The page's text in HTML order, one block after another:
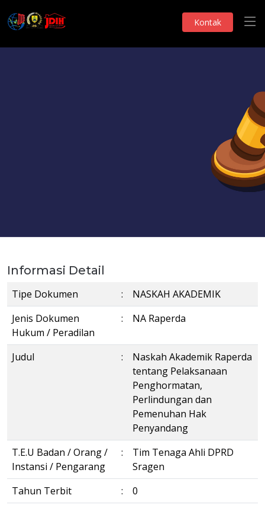
Kontak
Informasi Detail
Tipe Dokumen :
NASKAH AKADEMIK
Jenis Dokumen
Hukum / Peradilan
: NA Raperda
Judul :
Naskah Akademik Raperda
tentang Pelaksanaan
Penghormatan,
Perlindungan dan
Pemenuhan Hak
Penyandang
T.E.U Badan / Orang /
Instansi / Pengarang
:
Tim Tenaga Ahli DPRD
Sragen
Tahun Terbit
:
0